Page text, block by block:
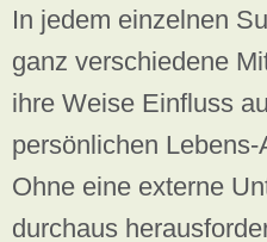
In jedem einzelnen
ganz verschiedene
ihre Weise Einfluss
persönlichen
Ohne eine externe
durchaus